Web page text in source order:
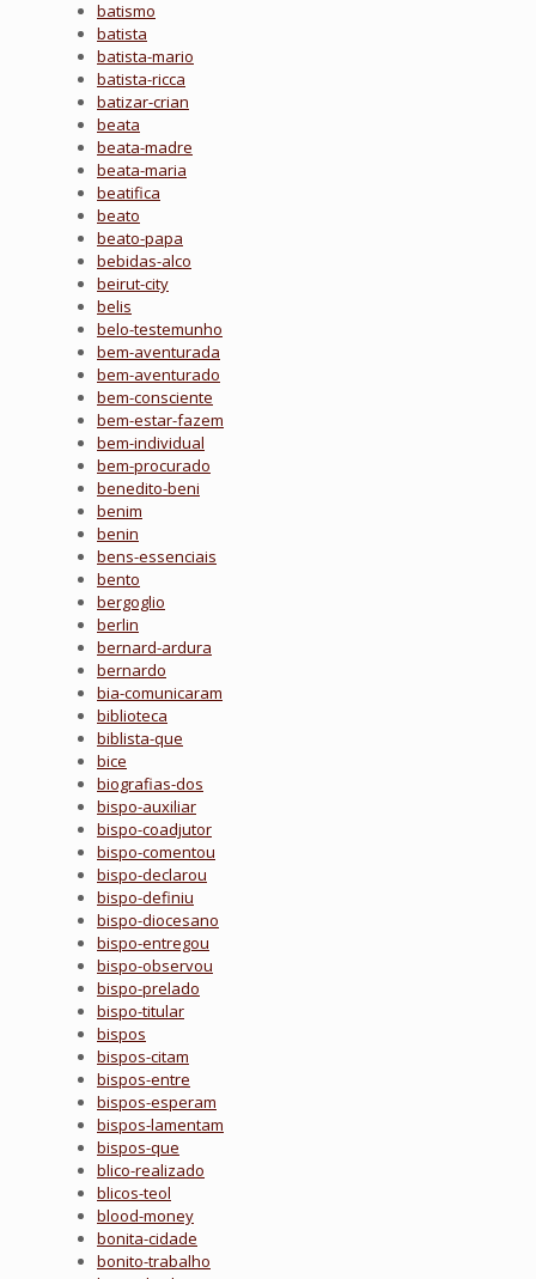
batismo
batista
batista-mario
batista-ricca
batizar-crian
beata
beata-madre
beata-maria
beatifica
beato
beato-papa
bebidas-alco
beirut-city
belis
belo-testemunho
bem-aventurada
bem-aventurado
bem-consciente
bem-estar-fazem
bem-individual
bem-procurado
benedito-beni
benim
benin
bens-essenciais
bento
bergoglio
berlin
bernard-ardura
bernardo
bia-comunicaram
biblioteca
biblista-que
bice
biografias-dos
bispo-auxiliar
bispo-coadjutor
bispo-comentou
bispo-declarou
bispo-definiu
bispo-diocesano
bispo-entregou
bispo-observou
bispo-prelado
bispo-titular
bispos
bispos-citam
bispos-entre
bispos-esperam
bispos-lamentam
bispos-que
blico-realizado
blicos-teol
blood-money
bonita-cidade
bonito-trabalho